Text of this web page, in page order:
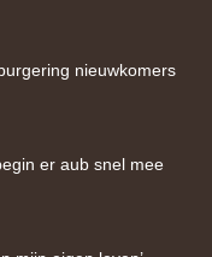
nieuwkomers
er aub snel mee